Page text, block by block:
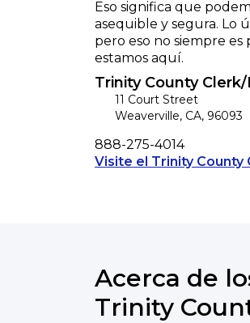
Eso significa que
asequible y segura. Lo
pero eso no siempre
estamos aquí.
Trinity County
11 Court Street
Weaverville, CA, 96093
Phone
888-275-4014
Visite el Trinity
Acerca de
Trinity